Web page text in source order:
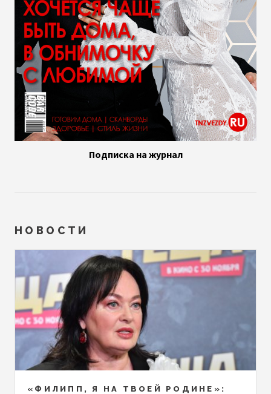
Подписка на журнал
НОВОСТИ
«ФИЛИПП, Я НА ТВОЕЙ РОДИНЕ»: